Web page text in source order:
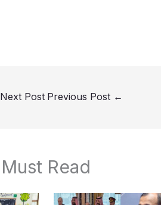
←
Next Post
Must Read